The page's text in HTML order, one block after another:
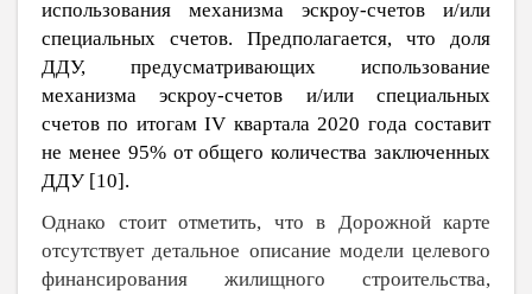
использования механизма эскроу-счетов и/или
специальных счетов. Предполагается, что доля
ДДУ, предусматривающих использование
механизма эскроу-счетов и/или специальных
счетов по итогамIV квартала 2020 года составит
не менее 95% от общего количества заключенных
ДДУ [10].
Однако стоит отметить, что в Дорожной карте
отсутствует детальное описание модели целевого
финансирования жилищного строительства,